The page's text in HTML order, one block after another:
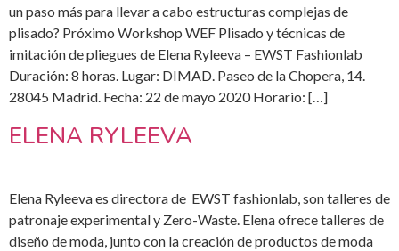
un paso más para llevar a cabo estructuras complejas de
plisado? Próximo Workshop WEF Plisado y técnicas de
imitación de pliegues de Elena Ryleeva – EWST Fashionlab
Duración: 8 horas. Lugar: DIMAD. Paseo de la Chopera, 14.
28045 Madrid. Fecha: 22 de mayo 2020 Horario: […]
ELENA RYLEEVA
Elena Ryleeva es directora de EWST fashionlab, son talleres de
patronaje experimental y Zero-Waste. Elena ofrece talleres de
diseño de moda, junto con la creación de productos de moda